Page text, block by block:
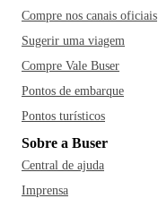
Compre nos canais oficiais
Sugerir uma viagem
Compre Vale Buser
Pontos de embarque
Pontos turísticos
Sobre a Buser
Central de ajuda
Imprensa